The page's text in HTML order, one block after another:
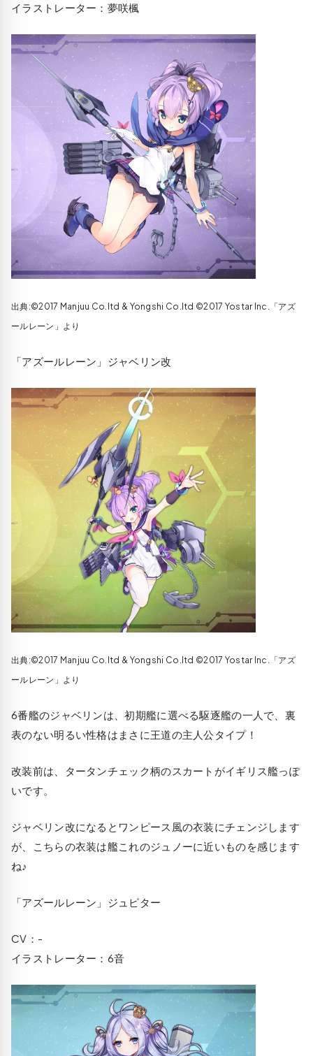
イラストレーター：夢咲楓
出典:©2017 Manjuu Co.ltd & Yongshi Co.ltd ©2017 Yostar Inc.「アズ
ールレーン」より
「アズールレーン」ジャベリン改
出典:©2017 Manjuu Co.ltd & Yongshi Co.ltd ©2017 Yostar Inc.「アズ
ールレーン」より
6番艦のジャベリンは、初期艦に選べる駆逐艦の一人で、裏
表のない明るい性格はまさに王道の主人公タイプ！
改装前は、タータンチェック柄のスカートがイギリス艦っぽ
いです。
ジャベリン改になるとワンピース風の衣装にチェンジします
が、こちらの衣装は艦これのジュノーに近いものを感じます
ね♪
「アズールレーン」ジュピター
CV：-
イラストレーター：6音